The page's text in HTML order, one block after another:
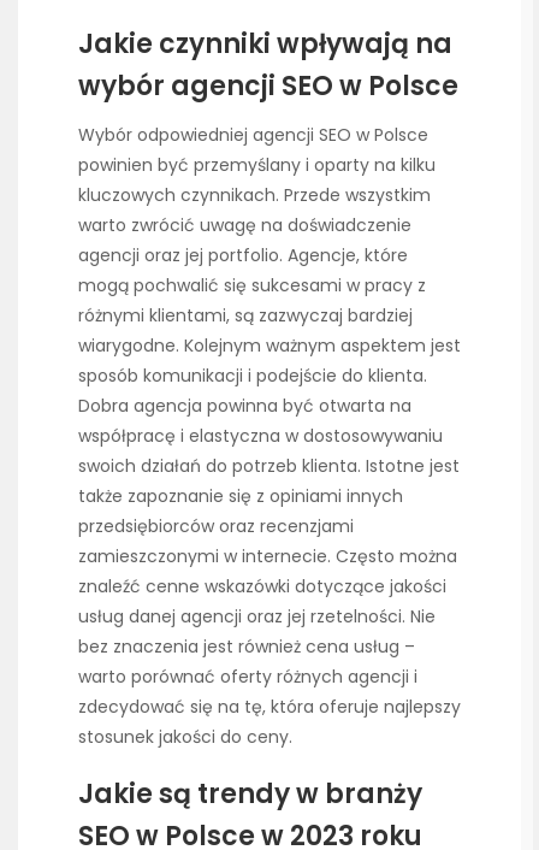
Jakie czynniki wpływają na
wybór agencji SEO w Polsce
Wybór odpowiedniej agencji SEO w Polsce
powinien być przemyślany i oparty na kilku
kluczowych czynnikach. Przede wszystkim
warto zwrócić uwagę na doświadczenie
agencji oraz jej portfolio. Agencje, które
mogą pochwalić się sukcesami w pracy z
różnymi klientami, są zazwyczaj bardziej
wiarygodne. Kolejnym ważnym aspektem jest
sposób komunikacji i podejście do klienta.
Dobra agencja powinna być otwarta na
współpracę i elastyczna w dostosowywaniu
swoich działań do potrzeb klienta. Istotne jest
także zapoznanie się z opiniami innych
przedsiębiorców oraz recenzjami
zamieszczonymi w internecie. Często można
znaleźć cenne wskazówki dotyczące jakości
usług danej agencji oraz jej rzetelności. Nie
bez znaczenia jest również cena usług –
warto porównać oferty różnych agencji i
zdecydować się na tę, która oferuje najlepszy
stosunek jakości do ceny.
Jakie są trendy w branży
SEO w Polsce w 2023 roku